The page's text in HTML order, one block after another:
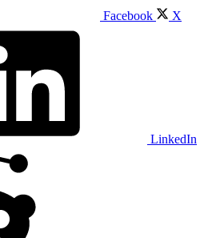
Facebook X
LinkedIn